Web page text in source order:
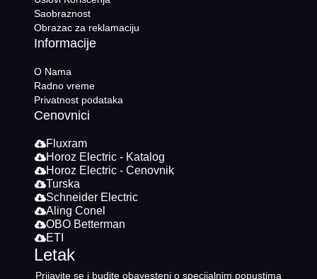
Saobraznost
Obrazac za reklamaciju
Informacije
O Nama
Radno vreme
Privatnost podataka
Cenovnici
Fluxram
Horoz Electric - Katalog
Horoz Electric - Cenovnik
Turska
Schneider Electric
Aling Conel
OBO Betterman
ETI
Letak
Prijavite se i budite obavesteni o specijalnim popustima